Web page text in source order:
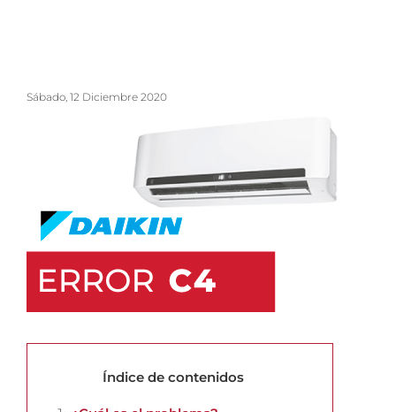
Sábado, 12 Diciembre 2020
Índice de contenidos